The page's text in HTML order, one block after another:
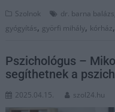
Szolnok dr. barna balázs
gyógyítás, györfi mihály, kórház,
Pszichológus –
segíthetnek a
2025.04.15. szol24.hu